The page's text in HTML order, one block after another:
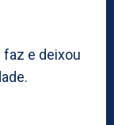
faz e deixou